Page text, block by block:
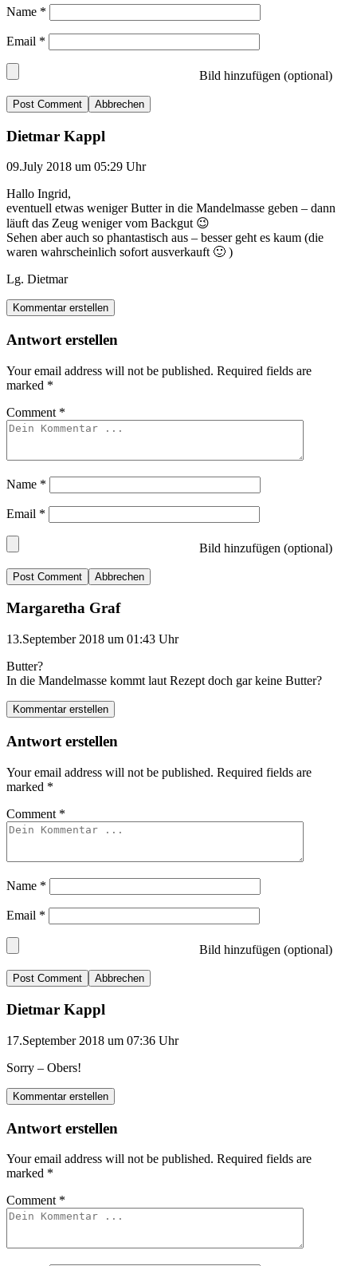
Name *
Email *
Bild hinzufügen (optional)
Abbrechen
Dietmar Kappl
09.July 2018 um 05:29 Uhr
Hallo Ingrid,
eventuell etwas weniger Butter in die Mandelmasse geben – dann
läuft das Zeug weniger vom Backgut 😉
Sehen aber auch so phantastisch aus – besser geht es kaum (die
waren wahrscheinlich sofort ausverkauft 🙂 )
Lg. Dietmar
Kommentar erstellen
Antwort erstellen
Your email address will not be published. Required fields are
marked *
Comment *
Name *
Email *
Bild hinzufügen (optional)
Abbrechen
Margaretha Graf
13.September 2018 um 01:43 Uhr
Butter?
In die Mandelmasse kommt laut Rezept doch gar keine Butter?
Kommentar erstellen
Antwort erstellen
Your email address will not be published. Required fields are
marked *
Comment *
Name *
Email *
Bild hinzufügen (optional)
Abbrechen
Dietmar Kappl
17.September 2018 um 07:36 Uhr
Sorry – Obers!
Kommentar erstellen
Antwort erstellen
Your email address will not be published. Required fields are
marked *
Comment *